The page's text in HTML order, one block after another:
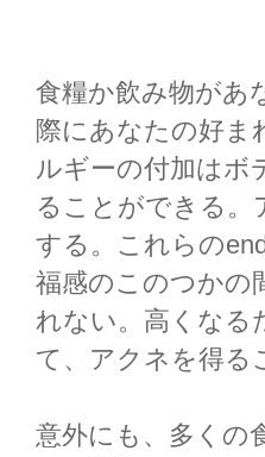
食糧か飲み物があ
際にあなたの好ま
ルギーの付加はボ
ることができる。
する。これらの
福感のこのつかの
れない。高くなる
て、アクネを得る
意外にも、多くの